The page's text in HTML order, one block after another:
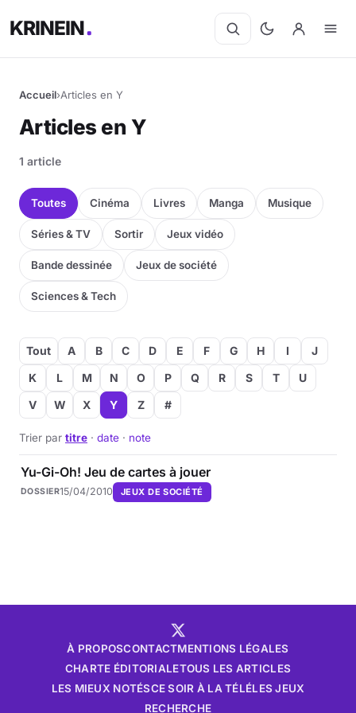
KRINEIN
Cinéma
Séries
Manga
BD
Livres
Jeux vidéo
Jeux de société
Musique
Sciences & Tech
Accueil›Articles en Y
Articles en Y
1 article
Toutes Cinéma Livres Manga Musique
Séries & TV Sortir Jeux vidéo
Bande dessinée Jeux de société
Sciences & Tech
Tout A B C D E F G H I
J
K
L M N O P Q R S T
U
V
W X Y Z #
Trier par titre · date · note
Yu-Gi-Oh! Jeu de cartes à jouer
DOSSIER15/04/2010 JEUX DE SOCIÉTÉ
À PROPOSCONTACTMENTIONS LÉGALES
CHARTE ÉDITORIALETOUS LES ARTICLES
LES MIEUX NOTÉSCE SOIR À LA TÉLÉLES JEUX
RECHERCHE